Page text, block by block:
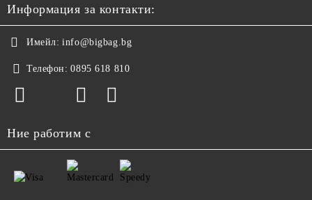
Информация за контакти:
Имейл: info@bigbag.bg
Телефон: 0895 618 810
Ние работим с